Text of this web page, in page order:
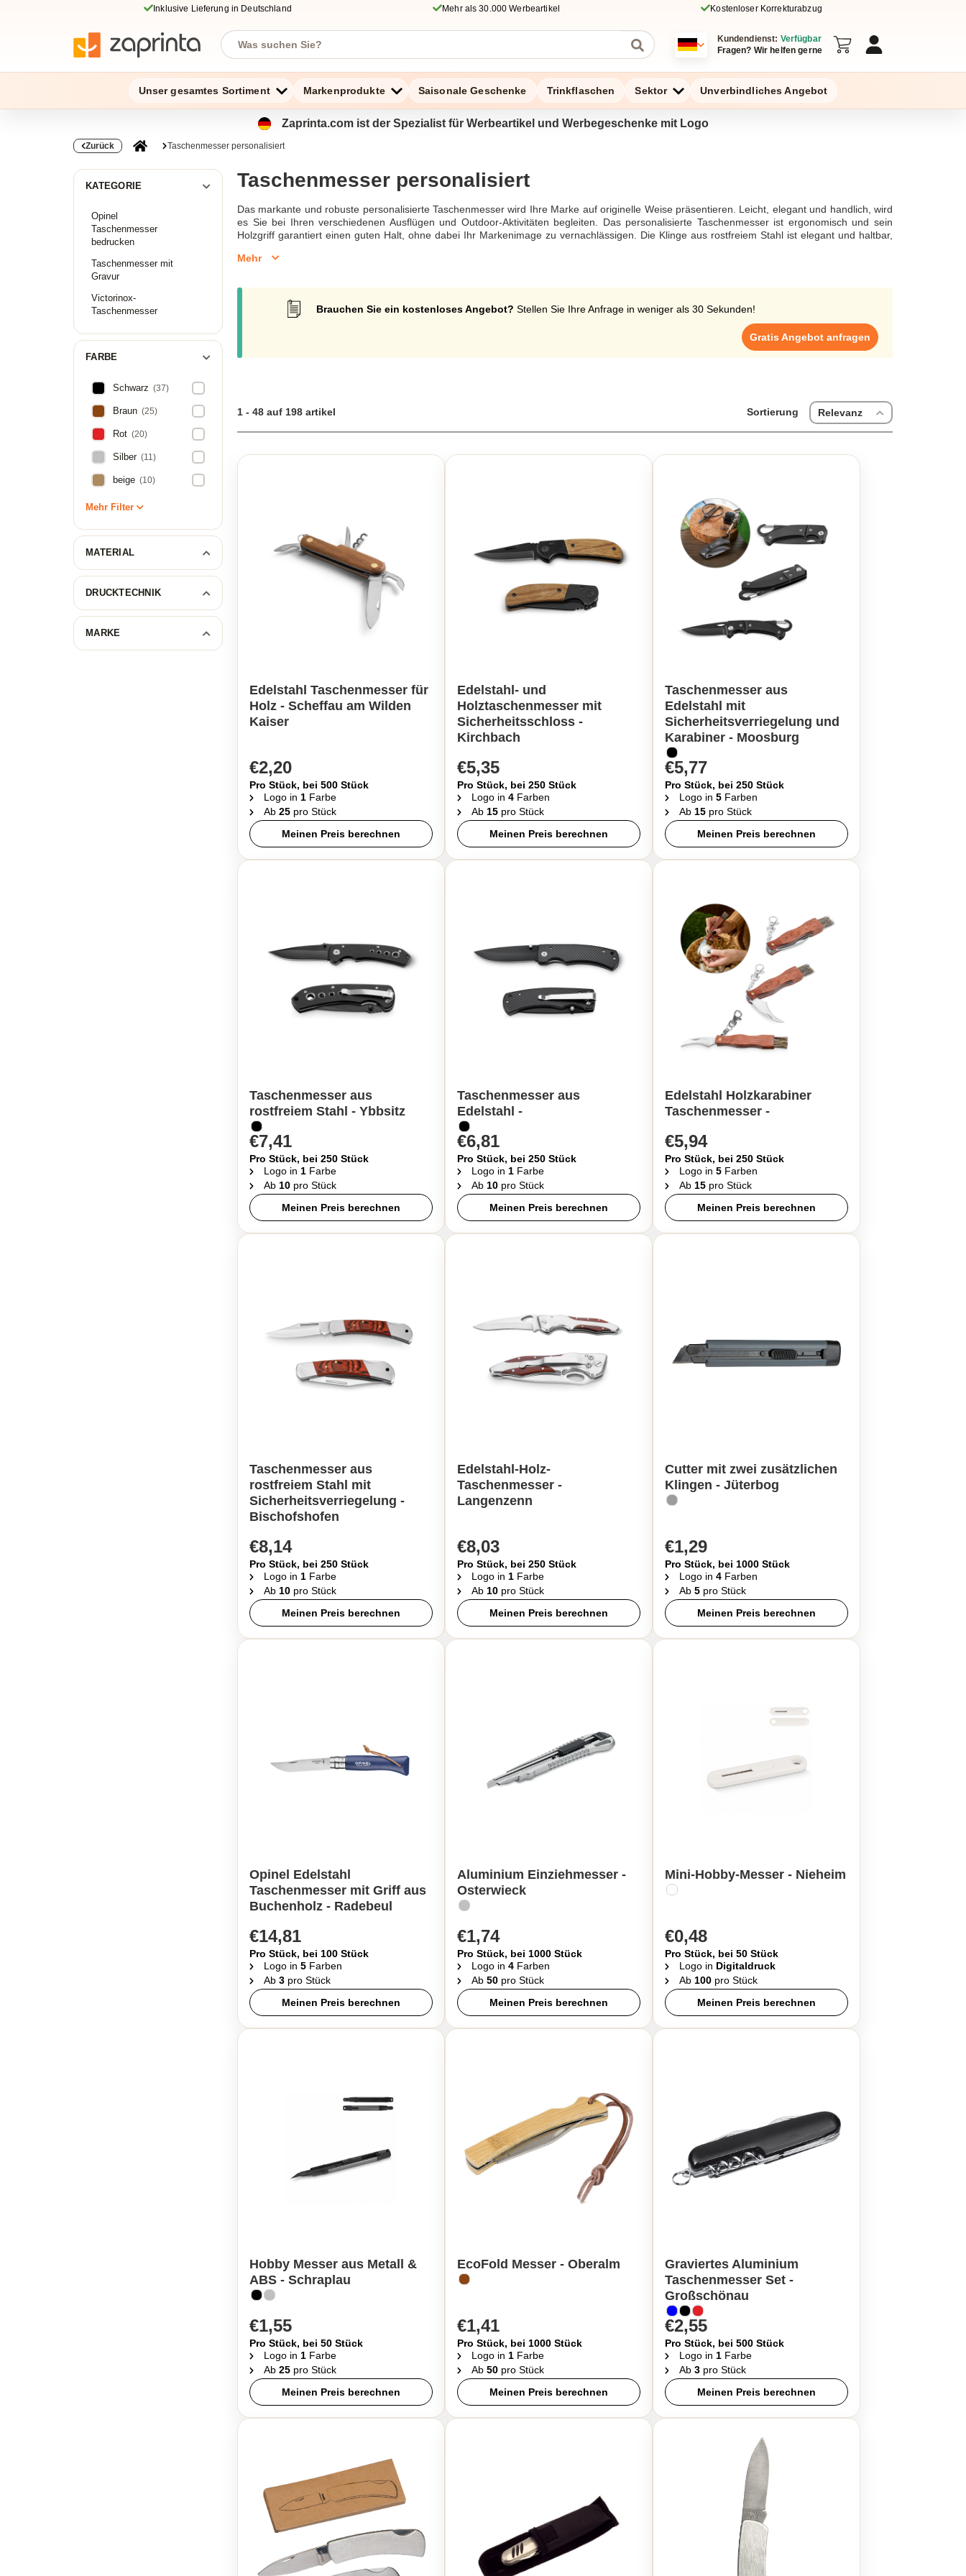
Inklusive Lieferung in Deutschland Mehr als 30.000 Werbeartikel Kostenloser Korrekturabzug
Kundendienst: Verfügbar
Fragen? Wir helfen gerne
Unser gesamtes Sortiment Markenprodukte Saisonale Geschenke Trinkflaschen Sektor Unverbindliches Angebot
Zaprinta.com ist der Spezialist für Werbeartikel und Werbegeschenke mit Logo
Zurück Taschenmesser personalisiert
KATEGORIE
Opinel
Taschenmesser
bedrucken
Taschenmesser mit
Gravur
Victorinox-
Taschenmesser
FARBE
Schwarz (37)
Braun (25)
Rot (20)
Silber (11)
beige (10)
Mehr Filter
MATERIAL
DRUCKTECHNIK
MARKE
Taschenmesser personalisiert
Das markante und robuste personalisierte Taschenmesser wird Ihre Marke auf originelle Weise präsentieren. Leicht, elegant und handlich, wird
es Sie bei Ihren verschiedenen Ausflügen und Outdoor-Aktivitäten begleiten. Das personalisierte Taschenmesser ist ergonomisch und sein
Holzgriff garantiert einen guten Halt, ohne dabei Ihr Markenimage zu vernachlässigen. Die Klinge aus rostfreiem Stahl ist elegant und haltbar,
ist ein vielseitiger und besonders nützlicher Artikel, der Ihre Kunden und Mitarbeiter mit seinen zahlreichen Einsatzmöglichkeiten überraschen
Ihnen per E-Mail zur Verfügung, um ein spezifisches Design zu entwerfen oder Ihr Logo an das Produkt anzupassen. Wir beraten Sie auch
gerne bei der Auswahl des idealen Modells, Sie können uns per Anruf, Chat oder E-Mail kontaktieren. Wir laden Sie ein, unser gesamtes
Angebot an maßgeschneiderten Werkzeugen zu entdecken und zu erkunden.
Mehr
Brauchen Sie ein kostenloses Angebot? Stellen Sie Ihre Anfrage in weniger als 30 Sekunden!
Gratis Angebot anfragen
1 - 48 auf 198 artikel Sortierung Relevanz
Edelstahl Taschenmesser für
Holz - Scheffau am Wilden
Kaiser
€2,20
Pro Stück, bei 500 Stück
Logo in 1 Farbe
Ab 25 pro Stück
Meinen Preis berechnen
Edelstahl- und
Holztaschenmesser mit
Sicherheitsschloss -
Kirchbach
€5,35
Pro Stück, bei 250 Stück
Logo in 4Farben
Ab 15pro Stück
Meinen Preis berechnen
Taschenmesser aus
Edelstahl mit
Sicherheitsverriegelung und
Karabiner - Moosburg
€5,77
Pro Stück, bei 250 Stück
Logo in 5Farben
Ab 15pro Stück
Meinen Preis berechnen
Taschenmesser aus
rostfreiem Stahl - Ybbsitz
€7,41
Pro Stück, bei 250 Stück
Logo in 1 Farbe
Ab 10 pro Stück
Meinen Preis berechnen
Taschenmesser aus
Edelstahl -
€6,81
Pro Stück, bei 250 Stück
Logo in 1Farbe
Ab 10pro Stück
Meinen Preis berechnen
Edelstahl Holzkarabiner
Taschenmesser -
€5,94
Pro Stück, bei 250 Stück
Logo in 5Farben
Ab 15pro Stück
Meinen Preis berechnen
Taschenmesser aus
rostfreiem Stahl mit
Sicherheitsverriegelung -
Bischofshofen
€8,14
Pro Stück, bei 250 Stück
Logo in 1 Farbe
Ab 10 pro Stück
Meinen Preis berechnen
Edelstahl-Holz-
Taschenmesser -
Langenzenn
€8,03
Pro Stück, bei 250 Stück
Logo in 1Farbe
Ab 10pro Stück
Meinen Preis berechnen
Cutter mit zwei zusätzlichen
Klingen - Jüterbog
€1,29
Pro Stück, bei 1000 Stück
Logo in 4Farben
Ab 5pro Stück
Meinen Preis berechnen
Opinel Edelstahl
Taschenmesser mit Griff aus
Buchenholz - Radebeul
€14,81
Pro Stück, bei 100 Stück
Logo in 5 Farben
Ab 3 pro Stück
Meinen Preis berechnen
Aluminium Einziehmesser -
Osterwieck
€1,74
Pro Stück, bei 1000 Stück
Logo in 4Farben
Ab 50pro Stück
Meinen Preis berechnen
Mini-Hobby-Messer - Nieheim
€0,48
Pro Stück, bei 50 Stück
Logo in Digitaldruck
Ab 100pro Stück
Meinen Preis berechnen
Hobby Messer aus Metall &
ABS - Schraplau
€1,55
Pro Stück, bei 50 Stück
Logo in 1 Farbe
Ab 25 pro Stück
Meinen Preis berechnen
EcoFold Messer - Oberalm
€1,41
Pro Stück, bei 1000 Stück
Logo in 1Farbe
Ab 50pro Stück
Meinen Preis berechnen
Graviertes Aluminium
Taschenmesser Set -
Großschönau
€2,55
Pro Stück, bei 500 Stück
Logo in 1Farbe
Ab 3pro Stück
Meinen Preis berechnen